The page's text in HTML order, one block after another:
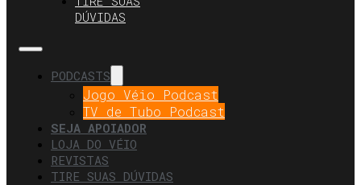
DÚVIDAS
PODCASTS
Jogo Véio Podcast
TV de Tubo Podcast
SEJA APOIADOR
LOJA DO VÉIO
REVISTAS
TIRE SUAS DÚVIDAS